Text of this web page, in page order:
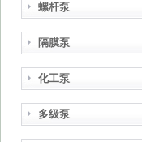
螺杆泵
隔膜泵
化工泵
多级泵